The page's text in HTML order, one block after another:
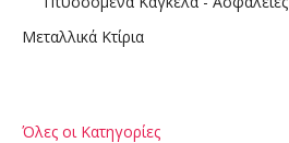
Μεταλλικά Κτίρια
Όλες οι Κατηγορίες